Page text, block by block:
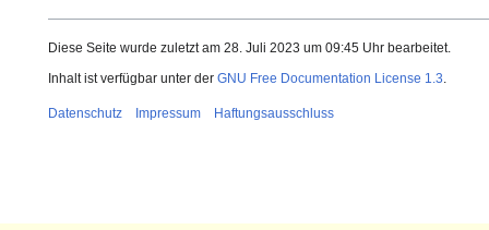
Diese Seite wurde zuletzt am 28. Juli 2023 um 09:45 Uhr bearbeitet.
Inhalt ist verfügbar unter der GNU Free Documentation License 1.3.
Datenschutz Impressum Haftungsausschluss